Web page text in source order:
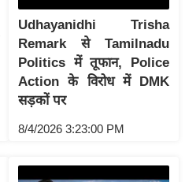
Udhayanidhi Trisha
Remark से Tamilnadu
Politics में तूफान, Police
Action के विरोध में DMK
सड़कों पर
8/4/2026 3:23:00 PM